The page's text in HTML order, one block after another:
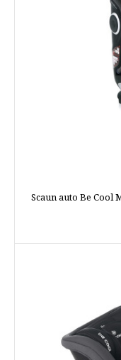
Scaun auto Be Cool